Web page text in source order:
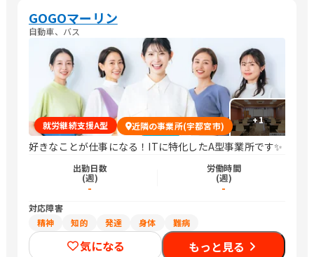
GOGOマーリン
自動車、バス
+1
就労継続支援A型 近隣の事業所(宇都宮市)
好きなことが仕事になる！ITに特化したA型事業所です✨
出勤日数
(週)
-
労働時間
(週)
-
対応障害
精神
知的 発達 身体 難病
気になる もっと見る